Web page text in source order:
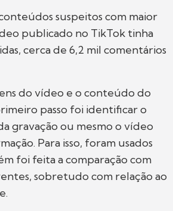
suspeitos com maior
publicado no TikTok tinha
cerca de 6,2 mil comentários
do vídeo e o conteúdo do
passo foi identificar o
gravação ou mesmo o vídeo
Para isso, foram usados
foi feita a comparação com
sobretudo com relação ao